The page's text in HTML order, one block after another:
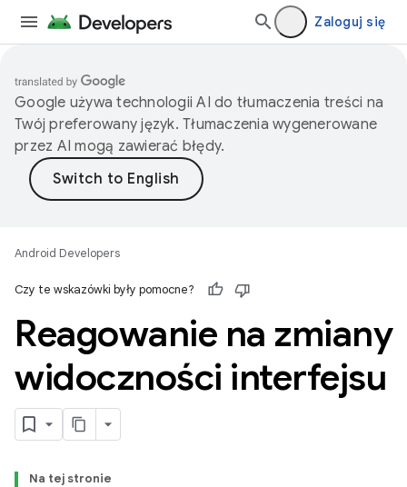
Zaloguj się
Google używa technologii AI do tłumaczenia treści na
Twój preferowany język. Tłumaczenia wygenerowane
przez AI mogą zawierać błędy.
Android Developers
Czy te wskazówki były pomocne?
Reagowanie na zmiany
widoczności interfejsu
Na tej stronie